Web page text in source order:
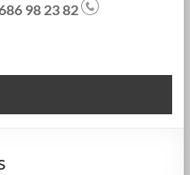
98 23 82